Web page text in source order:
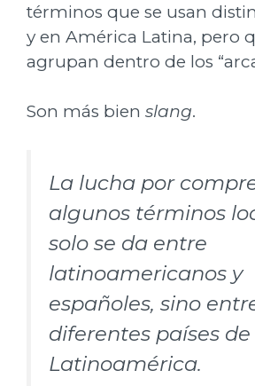
términos que se usan
y en América Latina, pero
agrupan dentro de los
Son más bien slang.
La lucha por
algunos términos
solo se da entre
latinoamericanos y
españoles, sino
diferentes países de
Latinoamérica.